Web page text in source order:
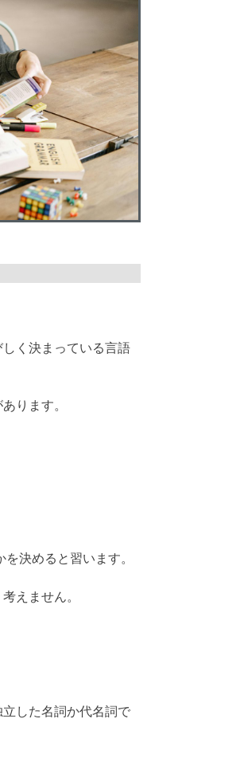
く決まっている言語
ります。
を決めると習います。
えません。
した名詞か代名詞で